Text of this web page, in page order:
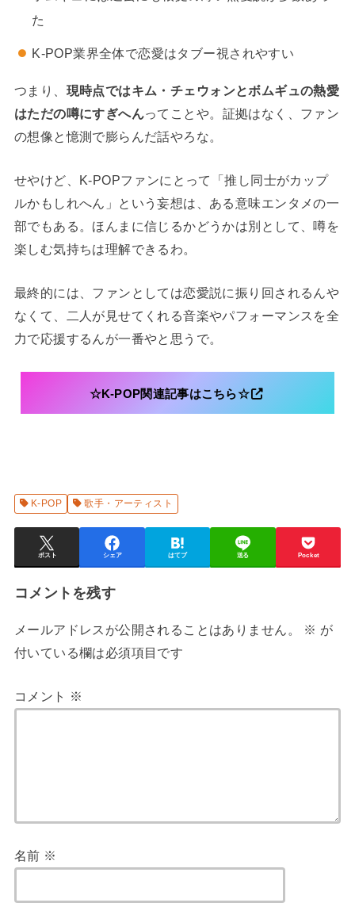
た
K-POP業界全体で恋愛はタブー視されやすい
つまり、 現時点ではキム・チェウォンとボムギュの熱愛
はただの噂にすぎへんってことや。証拠はなく、ファン
の想像と憶測で膨らんだ話やろな。
せやけど、K-POPファンにとって「推し同士がカップ
ルかもしれへん」という妄想は、ある意味エンタメの一
部でもある。ほんまに信じるかどうかは別として、噂を
楽しむ気持ちは理解できるわ。
最終的には、ファンとしては恋愛説に振り回されるんや
なくて、二人が見せてくれる音楽やパフォーマンスを全
力で応援するんが一番やと思うで。
☆K-POP関連記事はこちら☆
K-POP 歌手・アーティスト
ポスト シェア はてブ 送る Pocket
コメントを残す
メールアドレスが公開されることはありません。 ※ が
付いている欄は必須項目です
コメント ※
名前 ※